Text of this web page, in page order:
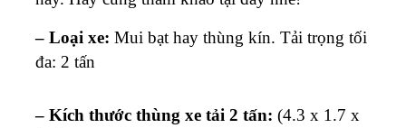
– Loại xe: Mui bạt hay thùng kín. Tải trọng tối
đa: 2 tấn
– Kích thước thùng xe tải 2 tấn: (4.3 x 1.7 x